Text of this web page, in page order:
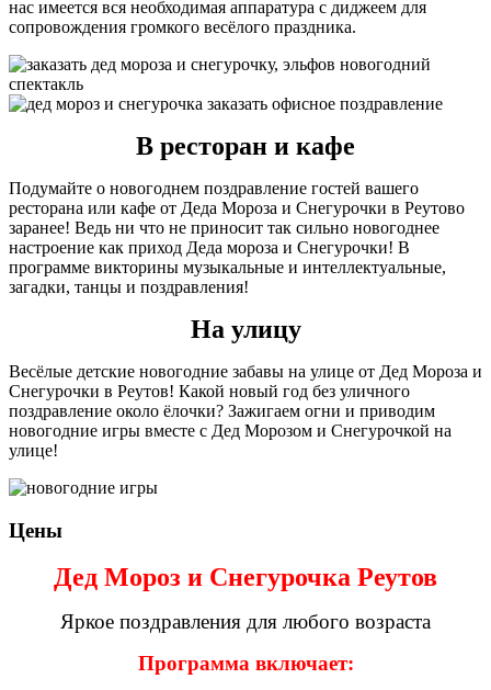
нас имеется вся необходимая аппаратура с диджеем для
сопровождения громкого весёлого праздника.
В ресторан и кафе
Подумайте о новогоднем поздравление гостей вашего
ресторана или кафе от Деда Мороза и Снегурочки в Реутово
заранее! Ведь ни что не приносит так сильно новогоднее
настроение как приход Деда мороза и Снегурочки! В
программе викторины музыкальные и интеллектуальные,
загадки, танцы и поздравления!
На улицу
Весёлые детские новогодние забавы на улице от Дед Мороза и
Снегурочки в Реутов! Какой новый год без уличного
поздравление около ёлочки? Зажигаем огни и приводим
новогодние игры вместе с Дед Морозом и Снегурочкой на
улице!
Цены
Дед Мороз и Снегурочка Реутов
Яркое поздравления для любого возраста
Программа включает: